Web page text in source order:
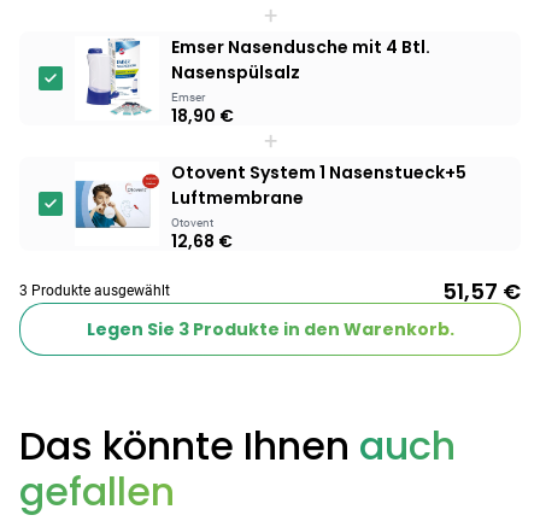
Shampoo für
juckende, trockene
oder zu
Schuppenflechte
neigende Kopfhaut
12,28 € 16,37 € -25%
ARZNEIMITTEL & GESUNDHEIT
Vagisan Milchsäure
– Zäpfchen zur
pH-Wert-
Stabilisierung
12,89 € 17,47 € -26%
ARZNEIMITTEL & GESUNDHEIT
Hametum
Bei Hämorrhoiden
& Juckreiz
12,04 €
+
Emser Nasendusche mit 4 Btl.
Nasenspülsalz
Emser
18,90 €
+
Otovent System 1 Nasenstueck+5
Luftmembrane
Otovent
12,68 €
3 Produkte ausgewählt 51,57 €
Legen Sie 3Produkte in den Warenkorb.
Das könnte Ihnen auch
gefallen